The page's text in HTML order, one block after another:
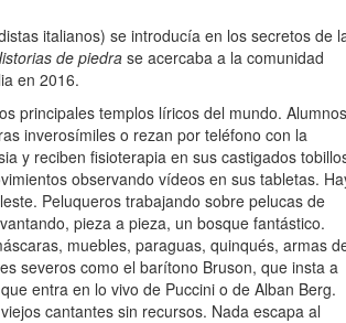
italianos) se introducía en los secretos de
de piedra se acercaba a la comunidad
en 2016.
principales templos líricos del mundo. Alumnos
inverosímiles o rezan por teléfono con la
y reciben fisioterapia en sus castigados
observando vídeos en sus tabletas.
Peluqueros trabajando sobre pelucas de
pieza a pieza, un bosque fantástico.
muebles, paraguas, quinqués, armas
severos como el barítono Bruson, que insta a
entra en lo vivo de Puccini o de Alban Berg.
cantantes sin recursos. Nada escapa al